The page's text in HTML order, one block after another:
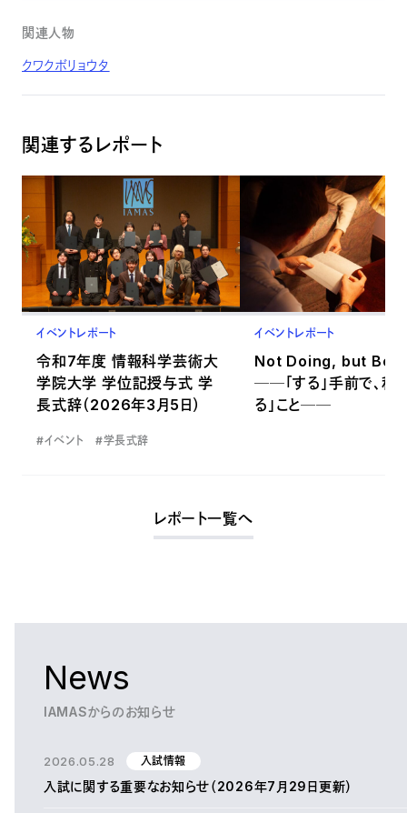
関連人物
クワクボリョウタ
関連するレポート
イベントレポート
令和7年度 情報科学芸術大
学院大学 学位記授与式 学
長式辞（2026年3月5日）
#イベント #学長式辞
イベントレポート
Not Doing, but
──「する」手前で、私
る」こと──
レポート一覧へ
News
IAMASからのお知らせ
2026.05.28 入試情報
入試に関する重要なお知らせ（2026年7月29日更新）